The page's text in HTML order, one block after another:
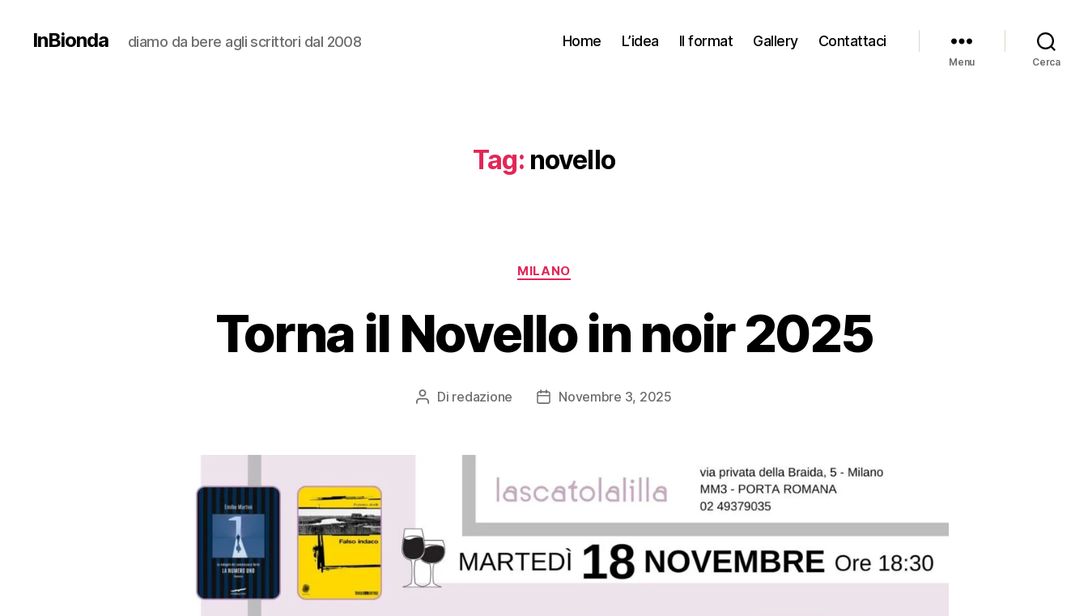
InBionda diamo da bere agli scrittori dal 2008 Home L’idea Il format Gallery Contattaci
Menu Cerca
Tag: novello
Categorie
MILANO
Torna il Novello in noir 2025
Autore
Di redazione
DataNovembre 3, 2025